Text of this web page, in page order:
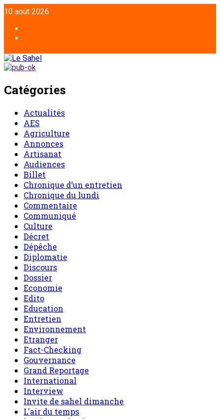
10 août 2026
Catégories
Actualités
AES
Agriculture
Annonces
Artisanat
Audiences
Billet
Chronique d’un entretien
Chronique du lundi
Commentaire
Communiqué
Culture
Décret
Dépêche
Diplomatie
Discours
Dossier
Economie
Edito
Education
Entretien
Environnement
Etranger
Fact-Checking
Gouvernance
Grand Reportage
International
Interview
Invite de sahel dimanche
L'air du temps